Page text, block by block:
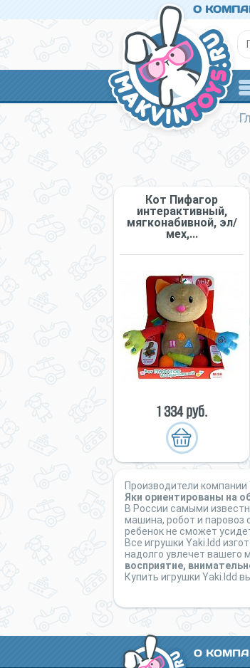
О
Кот Пифагор
интерактивный,
мягконабивной, эл/
мех,...
1 334 руб.
Производители
Яки ориентированы на
В России самыми
машина, робот и паровоз
ребенок не сможет
Все игрушки Yaki.Idd
надолго увлечет вашего
восприятие,
Купить игрушки Yaki.Idd
О